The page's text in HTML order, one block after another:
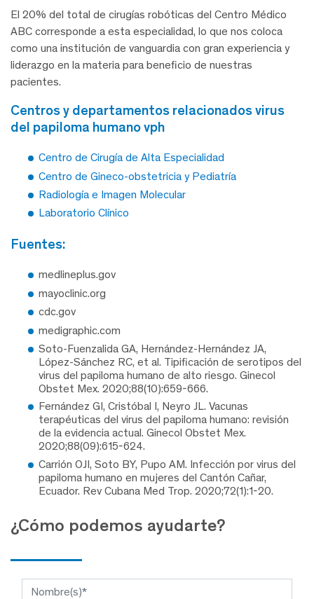
El 20% del total de cirugías robóticas del Centro Médico
ABC corresponde a esta especialidad, lo que nos coloca
como una institución de vanguardia con gran experiencia y
liderazgo en la materia para beneficio de nuestras
pacientes.
centros y departamentos relacionados virus
del papiloma humano vph
Centro de Cirugía de Alta Especialidad
Centro de Gineco-obstetricia y Pediatría
Radiología e Imagen Molecular
Laboratorio Clínico
fuentes:
medlineplus.gov
mayoclinic.org
cdc.gov
medigraphic.com
Soto-Fuenzalida GA, Hernández-Hernández JA,
López-Sánchez RC, et al. Tipificación de serotipos del
virus del papiloma humano de alto riesgo. Ginecol
Obstet Mex. 2020;88(10):659-666.
Fernández GI, Cristóbal I, Neyro JL. Vacunas
terapéuticas del virus del papiloma humano: revisión
de la evidencia actual. Ginecol Obstet Mex.
2020;88(09):615-624.
Carrión OJI, Soto BY, Pupo AM. Infección por virus del
papiloma humano en mujeres del Cantón Cañar,
Ecuador. Rev Cubana Med Trop. 2020;72(1):1-20.
¿Cómo podemos ayudarte?